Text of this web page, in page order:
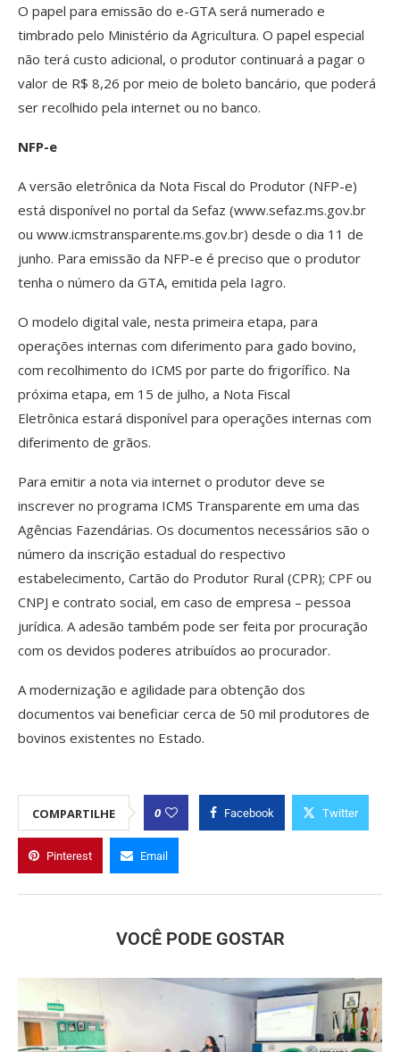
O papel para emissão do e-GTA será numerado e
timbrado pelo Ministério da Agricultura. O papel especial
não terá custo adicional, o produtor continuará a pagar o
valor de R$ 8,26 por meio de boleto bancário, que poderá
ser recolhido pela internet ou no banco.
NFP-e
A versão eletrônica da Nota Fiscal do Produtor (NFP-e)
está disponível no portal da Sefaz (www.sefaz.ms.gov.br
ou www.icmstransparente.ms.gov.br) desde o dia 11 de
junho. Para emissão da NFP-e é preciso que o produtor
tenha o número da GTA, emitida pela Iagro.
O modelo digital vale, nesta primeira etapa, para
operações internas com diferimento para gado bovino,
com recolhimento do ICMS por parte do frigorífico. Na
próxima etapa, em 15 de julho, a Nota Fiscal
Eletrônica estará disponível para operações internas com
diferimento de grãos.
Para emitir a nota via internet o produtor deve se
inscrever no programa ICMS Transparente em uma das
Agências Fazendárias. Os documentos necessários são o
número da inscrição estadual do respectivo
estabelecimento, Cartão do Produtor Rural (CPR); CPF ou
CNPJ e contrato social, em caso de empresa – pessoa
jurídica. A adesão também pode ser feita por procuração
com os devidos poderes atribuídos ao procurador.
A modernização e agilidade para obtenção dos
documentos vai beneficiar cerca de 50 mil produtores de
bovinos existentes no Estado.
COMPARTILHE 0 Facebook Twitter
Pinterest Email
VOCÊ PODE GOSTAR